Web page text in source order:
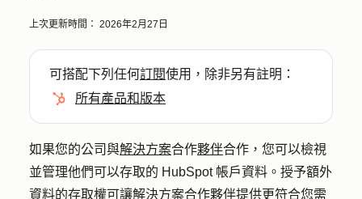
上次更新時間： 2026年2月27日
可搭配下列任何訂閱使用，除非另有註明：
所有產品和版本
如果您的公司與解決方案合作夥伴合作，您可以檢視
並管理他們可以存取的 HubSpot 帳戶資料。授予額外
資料的存取權可讓解決方案合作夥伴提供更符合您需